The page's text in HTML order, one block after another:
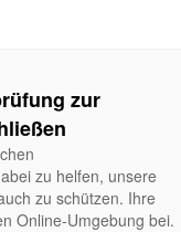
zur
zu helfen, unsere
zu schützen. Ihre
Online-Umgebung bei.